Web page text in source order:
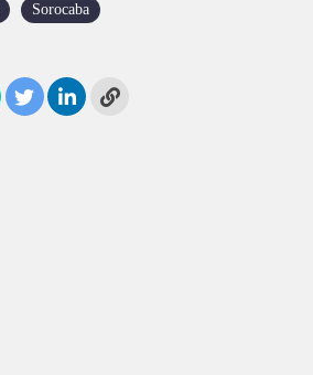
Sorocaba